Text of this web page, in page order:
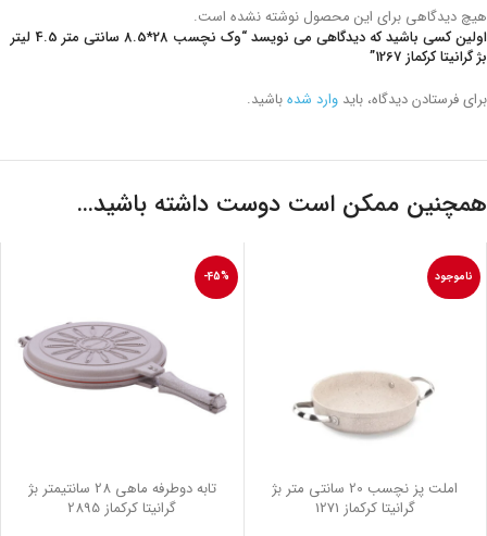
هیچ دیدگاهی برای این محصول نوشته نشده است.
اولین کسی باشید که دیدگاهی می نویسد “وک نچسب 28*8.5 سانتی متر 4.5 لیتر
بژ گرانیتا کرکماز 1267”
برای فرستادن دیدگاه، باید وارد شدهباشید.
همچنین ممکن است دوست داشته باشید…
ناموجود
املت پز نچسب 20 سانتی متر بژ
گرانیتا کرکماز 1271
-45%
تابه دوطرفه ماهی 28 سانتیمتر بژ
گرانیتا کرکماز 2895